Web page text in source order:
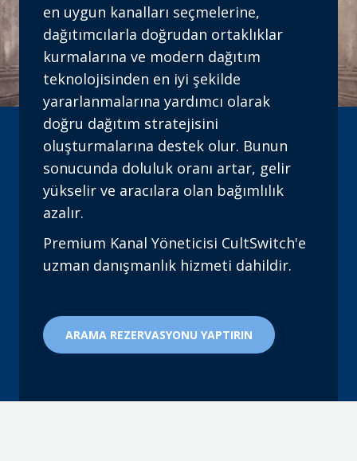
en uygun kanalları seçmelerine,
dağıtımcılarla doğrudan ortaklıklar
kurmalarına ve modern dağıtım
teknolojisinden en iyi şekilde
yararlanmalarına yardımcı olarak
doğru dağıtım stratejisini
oluşturmalarına destek olur. Bunun
sonucunda doluluk oranı artar, gelir
yükselir ve aracılara olan bağımlılık
azalır.
Premium Kanal Yöneticisi CultSwitch'e
uzman danışmanlık hizmeti dahildir.
ARAMA REZERVASYONU YAPTIRIN